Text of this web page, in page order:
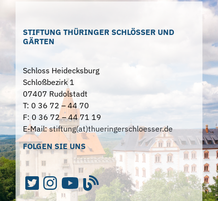
STIFTUNG THÜRINGER SCHLÖSSER UND
GÄRTEN
Schloss Heidecksburg
Schloßbezirk 1
07407 Rudolstadt
T: 0 36 72 – 44 70
F: 0 36 72 – 44 71 19
E-Mail:stiftung(at)thueringerschloesser.de
FOLGEN SIE UNS